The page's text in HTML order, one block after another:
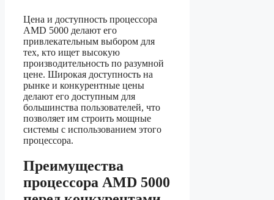
Цена и доступность процессора
AMD 5000 делают его
привлекательным выбором для
тех, кто ищет высокую
производительность по разумной
цене. Широкая доступность на
рынке и конкурентные цены
делают его доступным для
большинства пользователей, что
позволяет им строить мощные
системы с использованием этого
процессора.
Преимущества
процессора AMD 5000